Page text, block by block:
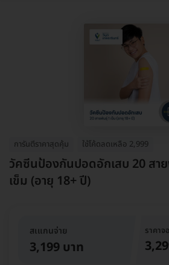
การันตีราคาสุดคุ้ม ใช้โค้ดลดเหลือ 2,999
วัคซีนป้องกันปอดอักเสบ 20 สา
เข็ม (อายุ 18+ ปี)
ราคา
สเแกนจ่าย
3,199 บาท